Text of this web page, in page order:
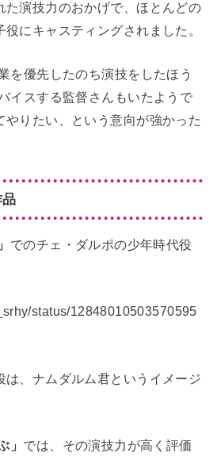
た演技力のおかげで、ほとんどの
にキャスティングされました。
を優先したのち演技をしたほう
イスする監督さんもいたようで
やりたい、という意向が強かった
でのチェ・ダルポの少年時代役
status/12848010503570595
は、ナムダルム君というイメージ
」 では、その演技力が高く評価